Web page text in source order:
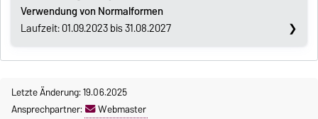
Verwendung von Normalformen
Laufzeit: 01.09.2023 bis 31.08.2027
Letzte Änderung: 19.06.2025
Ansprechpartner:
Webmaster